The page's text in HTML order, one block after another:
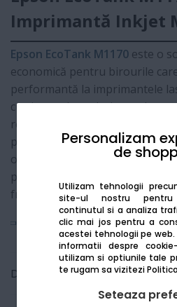
Personalizam
de
Utilizam tehnologii
site-ul nostru
continutul si a analiza
clic mai jos pentru a
acestei tehnologii pe web.
informatii despre
utilizam si optiunile tale
te rugam sa vizitezi
Seteaza
Imprimantă Inkjet
Epson EcoTank M1170 este o
economică pentru birourile
performantă la imprimantele
cu sistemul revoluționar de
reîncărcabile, aceasta reduce
până la 90%. Capul de
o viteză remarcabilă și o
profesional, totul într-un
frontală.
Vezi mai mult
Detalii tehnice